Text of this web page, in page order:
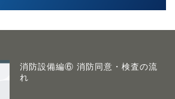
消防設備編⑥ 消防同意・検査の流
れ